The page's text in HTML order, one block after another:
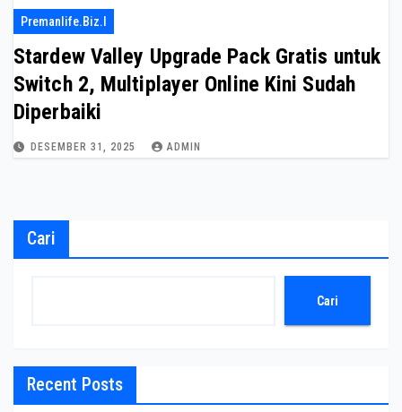
Premanlife.biz.i
Stardew Valley Upgrade Pack Gratis untuk
Switch 2, Multiplayer Online Kini Sudah
Diperbaiki
DESEMBER 31, 2025 ADMIN
Cari
Cari
Recent Posts